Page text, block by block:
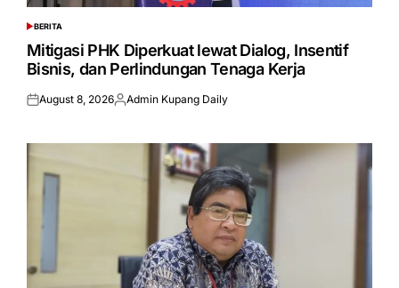
POSTED
IN
BERITA
Mitigasi PHK Diperkuat lewat Dialog, Insentif
Bisnis, dan Perlindungan Tenaga Kerja
Posted
August 8, 2026Posted
Admin Kupang Daily